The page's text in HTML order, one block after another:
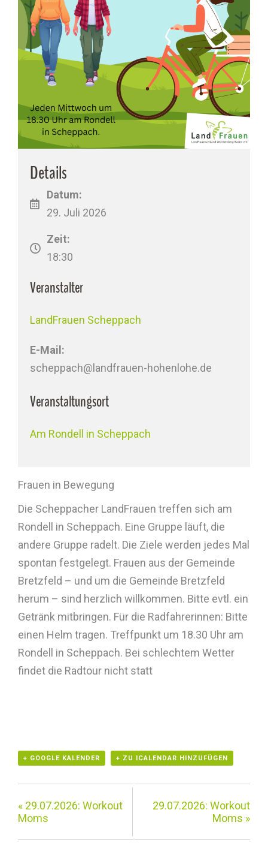
Details
Datum:
29. Juli 2026
Zeit:
18:30
Veranstalter
LandFrauen Scheppach
E-Mail:
scheppach@landfrauen-hohenlohe.de
Veranstaltungsort
Am Rondell in Scheppach
Frauen in Bewegung
Die Scheppacher LandFrauen treffen sich am
Rondell in Scheppach. Eine Gruppe läuft, die
andere Gruppe radelt. Die Ziele werden jedes Mal
spontan festgelegt. Frauen aus der Gemeinde
Bretzfeld – und um die Gemeinde Bretzfeld
herum – sind herzlich willkommen. Bitte evtl. ein
Getränk mitbringen. Für die Radfahrerinnen: Bitte
einen Helm tragen. Treffpunkt um 18.30 Uhr am
Rondell in Scheppach. Bei schlechtem Wetter
findet die Radtour nicht statt
+ GOOGLE KALENDER + ZU ICALENDAR HINZUFÜGEN
« 29.07.2026: Workout
Moms
29.07.2026: Workout
Moms »